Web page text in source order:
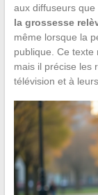
aux diffuseurs que
la grossesse
même lorsque la
publique. Ce texte
mais il précise les
télévision et à